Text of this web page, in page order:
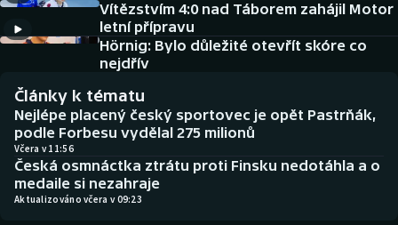
Americký fotbal
Baseball a softbal
Basketbal
Biatlon
Boby a skeleton
NEPŘEHLÉDNĚTE
Historické návraty
Aplikace ČT sport
AZ kvíz
Vítězstvím 4:0 nad Táborem zahájil Motor
letní přípravu
Hörnig: Bylo důležité otevřít skóre co
nejdřív
Články k tématu
Nejlépe placený český sportovec je opět Pastrňák,
podle Forbesu vydělal 275 milionů
Včera v 11:56
Česká osmnáctka ztrátu proti Finsku nedotáhla a o
medaile si nezahraje
Aktualizováno včera v 09:23